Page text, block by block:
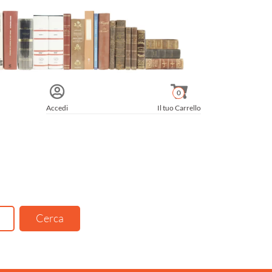
Accedi Il tuo Carrello
0